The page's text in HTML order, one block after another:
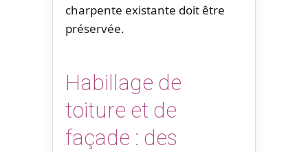
charpente existante doit être
préservée.
Habillage de
toiture et de
façade : des